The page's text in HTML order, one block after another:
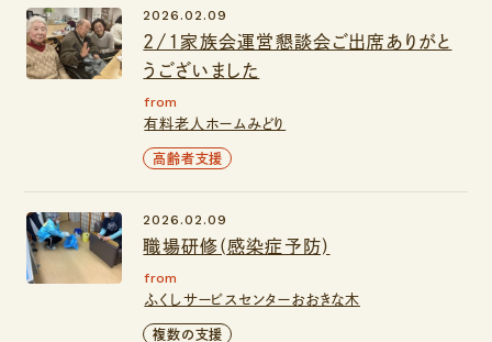
2/1家族会運営懇談会ご出席ありがと
うございました
2026.02.09
from
有料老人ホームみどり
高齢者支援
職場研修(感染症予防)
2026.02.09
from
ふくしサービスセンターおおきな木
複数の支援